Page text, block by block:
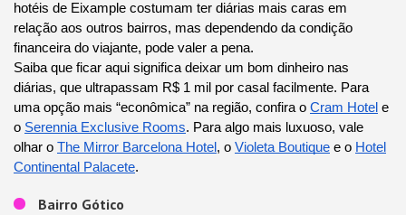
hotéis de Eixample costumam ter diárias mais caras em
relação aos outros bairros, mas dependendo da condição
financeira do viajante, pode valer a pena.
Saiba que ficar aqui significa deixar um bom dinheiro nas
diárias, que ultrapassam R$ 1 mil por casal facilmente. Para
uma opção mais “econômica” na região, confira o Cram Hotel e
o Serennia Exclusive Rooms. Para algo mais luxuoso, vale
olhar o The Mirror Barcelona Hotel , o Violeta Boutique e o Hotel
Continental Palacete.
Bairro Gótico